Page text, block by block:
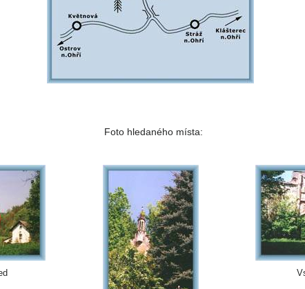
Foto hledaného místa: